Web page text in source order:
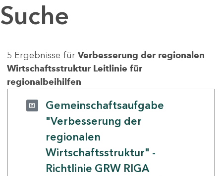
Suche
5 Ergebnisse für Verbesserung der regionalen
Wirtschaftsstruktur Leitlinie für
regionalbeihilfen
Gemeinschaftsaufgabe
"Verbesserung der
regionalen
Wirtschaftsstruktur" -
Richtlinie GRW RIGA